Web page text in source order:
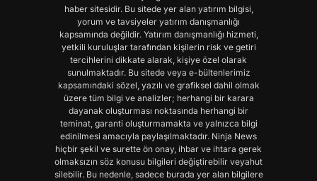
haber sitesidir. Bu sitede yer alan yatırım bilgisi,
yorum ve tavsiyeler yatırım danışmanlığı
kapsamında değildir. Yatırım danışmanlığı hizmeti,
yetkili kuruluşlar tarafından kişilerin risk ve getiri
tercihlerini dikkate alarak, kişiye özel olarak
sunulmaktadır. Bu sitede veya e-bültenlerimiz
kapsamındaki sözel, yazılı ve grafiksel dahil olmak
üzere tüm bilgi ve analizler; herhangi bir karara
dayanak oluşturması noktasında herhangi bir
teminat, garanti oluşturmamakta ve yalnızca bilgi
edinilmesi amacıyla paylaşılmaktadır. Ninja News
hiçbir şekil ve surette ön onay, ihbar ve ihtara gerek
olmaksızın söz konusu bilgileri değiştirebilir veyahut
silebilir. Bu nedenle, sadece burada yer alan bilgilere